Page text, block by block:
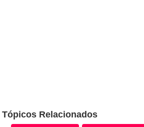
Tópicos Relacionados